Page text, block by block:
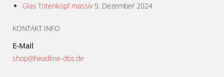
Glas Totenkopf massiv 5. Dezember 2024
KONTAKT INFO
E-Mail
shop@headline-dbs.de